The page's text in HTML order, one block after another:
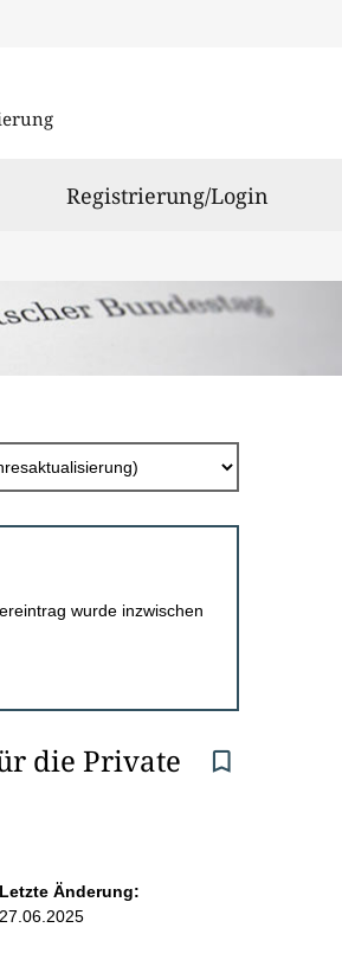
Registrierung/Login
wurde inzwischen
die Private
Letzte Änderung:
27.06.2025